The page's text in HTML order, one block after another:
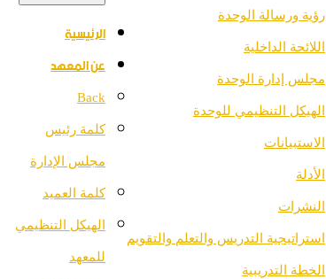
رؤية ورسالة الوحدة
اللائحة الداخلية
مجلس إدارة الوحدة
الهيكل التنظيمي للوحدة
الاستبيانات
الأدلة
النشرات
استراتيجية التدريس والتعلم والتقويم
الخطة التدريبية
الرئيسية
عن المعهد
Back
كلمة رئيس
مجلس الإدارة
كلمة العميد
الهيكل التنظيمي
للمعهد